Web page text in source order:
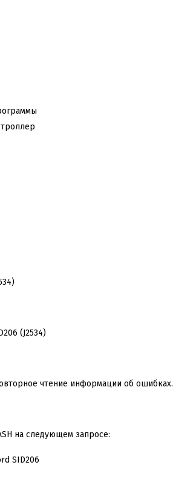
чтение информации об ошибках.
на следующем запросе: